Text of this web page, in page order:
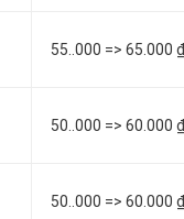
55..000 => 65.000
50..000 => 60.000
50..000 => 60.000